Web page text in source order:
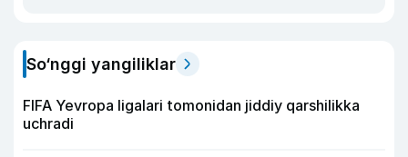
So‘nggi yangiliklar
FIFA Yevropa ligalari tomonidan jiddiy qarshilikka
uchradi